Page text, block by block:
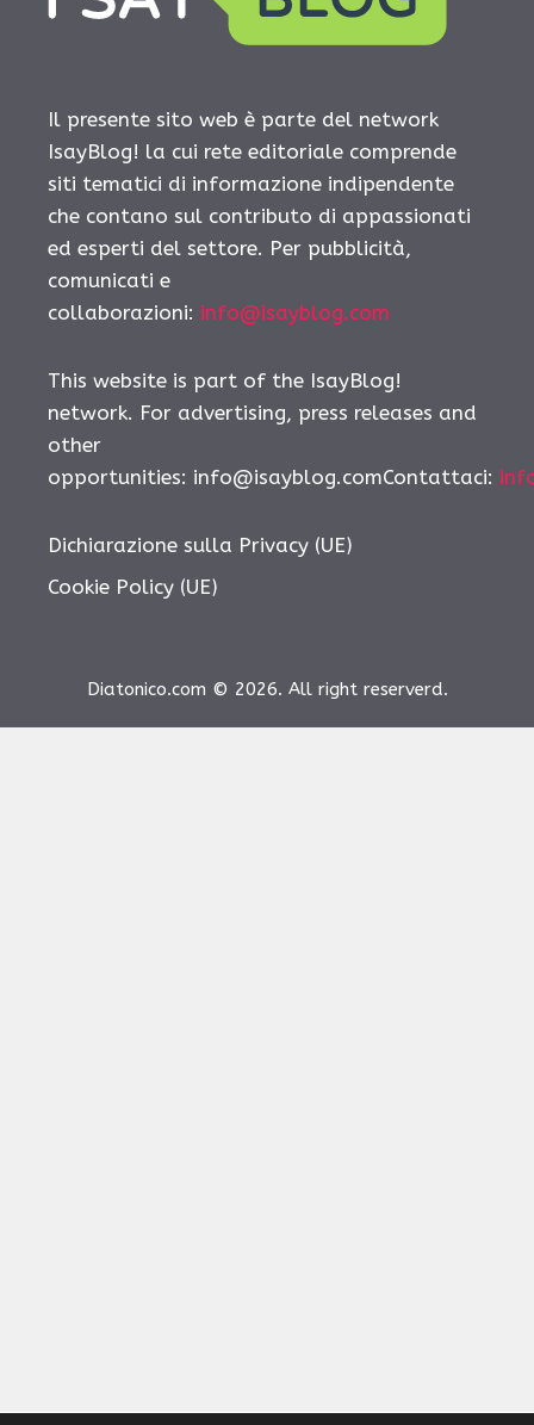
Il presente sito web è parte del network
IsayBlog! la cui rete editoriale comprende
siti tematici di informazione indipendente
che contano sul contributo di appassionati
ed esperti del settore. Per pubblicità,
comunicati e
collaborazioni: info@isayblog.com
This website is part of the IsayBlog!
network. For advertising, press releases and
other
opportunities: info@isayblog.comContattaci:
Dichiarazione sulla Privacy (UE)
Cookie Policy (UE)
Diatonico.com © 2026. All right reserverd.